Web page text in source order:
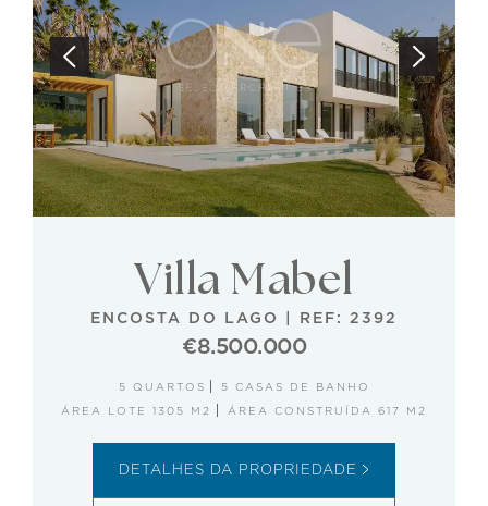
Villa Mabel
ENCOSTA DO LAGO REF: 2392
€8.500.000
5 QUARTOS
5 CASAS DE BANHO
ÁREA LOTE 1305 M2
ÁREA CONSTRUÍDA 617 M2
DETALHES DA PROPRIEDADE